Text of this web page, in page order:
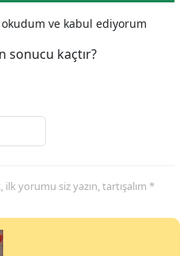
okudum ve kabul ediyorum
sonucu kaçtır?
yorumu siz yazın, tartışalım *